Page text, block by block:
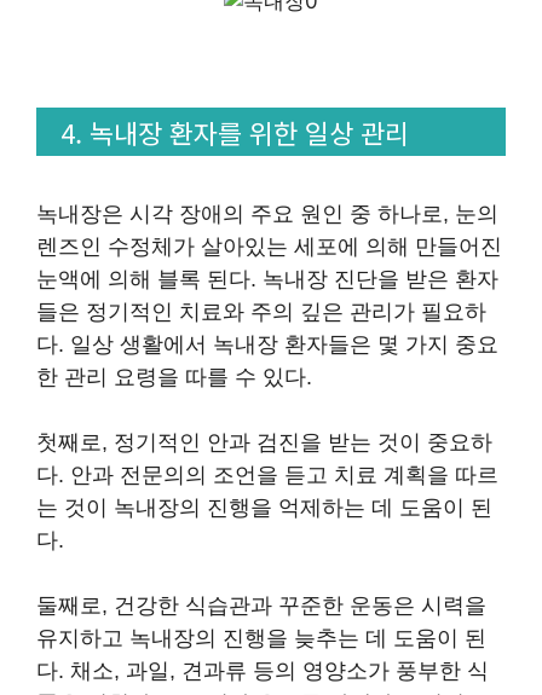
4. 녹내장 환자를 위한 일상 관리
녹내장은 시각 장애의 주요 원인 중 하나로, 눈의
렌즈인 수정체가 살아있는 세포에 의해 만들어진
눈액에 의해 블록 된다. 녹내장 진단을 받은 환자
들은 정기적인 치료와 주의 깊은 관리가 필요하
다. 일상 생활에서 녹내장 환자들은 몇 가지 중요
한 관리 요령을 따를 수 있다.
첫째로, 정기적인 안과 검진을 받는 것이 중요하
다. 안과 전문의의 조언을 듣고 치료 계획을 따르
는 것이 녹내장의 진행을 억제하는 데 도움이 된
다.
둘째로, 건강한 식습관과 꾸준한 운동은 시력을
유지하고 녹내장의 진행을 늦추는 데 도움이 된
다. 채소, 과일, 견과류 등의 영양소가 풍부한 식